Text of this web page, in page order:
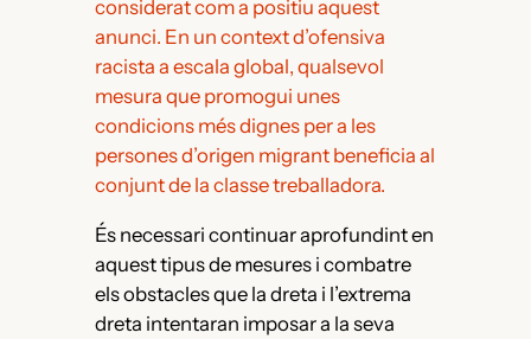
considerat com a positiu aquest
anunci. En un context d’ofensiva
racista a escala global, qualsevol
mesura que promogui unes
condicions més dignes per a les
persones d’origen migrant beneficia al
conjunt de la classe treballadora.
És necessari continuar aprofundint en
aquest tipus de mesures i combatre
els obstacles que la dreta i l’extrema
dreta intentaran imposar a la seva